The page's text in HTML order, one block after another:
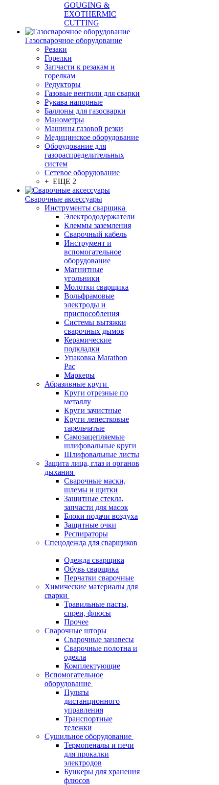
GOUGING &
EXOTHERMIC
CUTTING
Газосварочное оборудование
Резаки
Горелки
Запчасти к резакам и
горелкам
Редукторы
Газовые вентили для сварки
Рукава напорные
Баллоны для газосварки
Манометры
Машины газовой резки
Медицинское оборудование
Оборудование для
газораспределительных
систем
Сетевое оборудование
+ ЕЩЕ 2
Сварочные аксессуары
Инструменты сварщика
Электрододержатели
Клеммы заземления
Сварочный кабель
Инструмент и
вспомогательное
оборудование
Магнитные
угольники
Молотки сварщика
Вольфрамовые
электроды и
приспособления
Системы вытяжки
сварочных дымов
Керамические
подкладки
Упаковка Marathon
Pac
Маркеры
Абразивные круги
Круги отрезные по
металлу
Круги зачистные
Круги лепестковые
тарельчатые
Самозацепляемые
шлифовальные круги
Шлифовальные листы
Защита лица, глаз и органов
дыхания
Сварочные маски,
шлемы и щитки
Защитные стекла,
запчасти для масок
Блоки подачи воздуха
Защитные очки
Респираторы
Спецодежда для сварщиков
Одежда сварщика
Обувь сварщика
Перчатки сварочные
Химические материалы для
сварки
Травильные пасты,
спреи, флюсы
Прочее
Сварочные шторы
Сварочные занавесы
Сварочные полотна и
одеяла
Комплектующие
Вспомогательное
оборудование
Пульты
дистанционного
управления
Транспортные
тележки
Сушильное оборудование
Термопеналы и печи
для прокалки
электродов
Бункеры для хранения
флюсов